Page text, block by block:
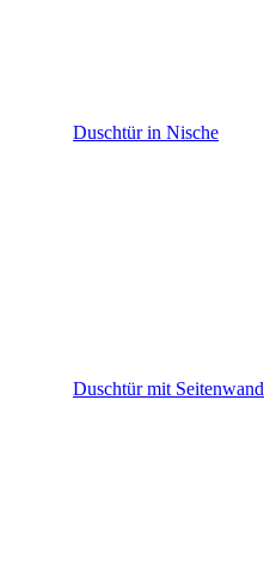
Duschtür in Nische
Duschtür mit Seitenwand